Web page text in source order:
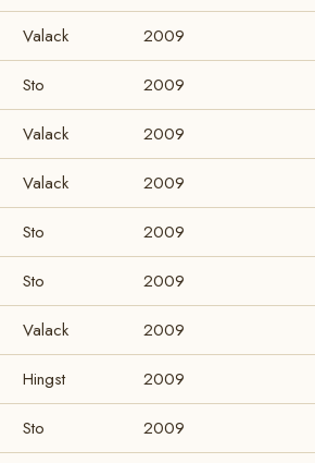
Valack 2009
Sto 2009
Valack 2009
Valack 2009
Sto 2009
Sto 2009
Valack 2009
Hingst 2009
Sto 2009